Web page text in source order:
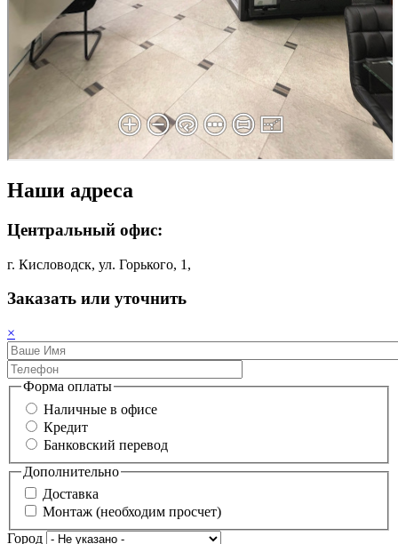
Наши адреса
Центральный офис:
г. Кисловодск, ул. Горького, 1,
Заказать или уточнить
×
Форма оплаты
Наличные в офисе
Кредит
Банковский перевод
Дополнительно
Доставка
Монтаж (необходим просчет)
Город